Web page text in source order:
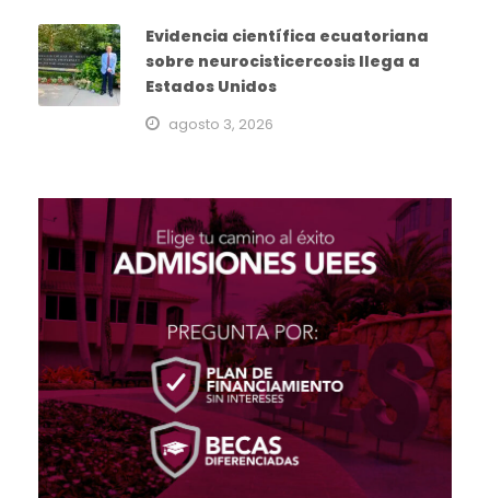
Evidencia científica ecuatoriana
sobre neurocisticercosis llega a
Estados Unidos
agosto 3, 2026